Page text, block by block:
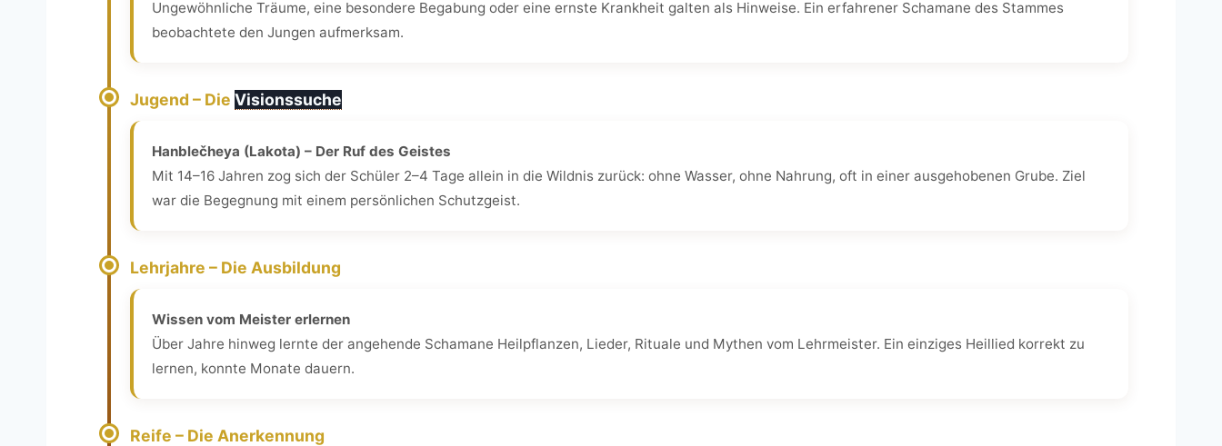
Ungewöhnliche Träume, eine besondere Begabung oder eine ernste Krankheit galten als Hinweise. Ein erfahrener Schamane des Stammes
beobachtete den Jungen aufmerksam.
Jugend – Die Visionssuche
Hanblečheya (Lakota) – Der Ruf des Geistes
Mit 14–16 Jahren zog sich der Schüler 2–4 Tage allein in die Wildnis zurück: ohne Wasser, ohne Nahrung, oft in einer ausgehobenen Grube. Ziel
war die Begegnung mit einem persönlichen Schutzgeist.
Lehrjahre – Die Ausbildung
Wissen vom Meister erlernen
Über Jahre hinweg lernte der angehende Schamane Heilpflanzen, Lieder, Rituale und Mythen vom Lehrmeister. Ein einziges Heillied korrekt zu
lernen, konnte Monate dauern.
Reife – Die Anerkennung